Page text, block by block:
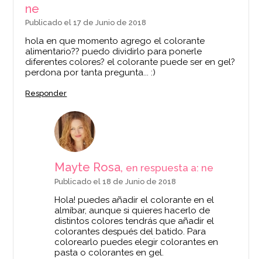
ne
Publicado el 17 de Junio de 2018
hola en que momento agrego el colorante
alimentario?? puedo dividirlo para ponerle
diferentes colores? el colorante puede ser en gel?
perdona por tanta pregunta... :)
Responder
Mayte Rosa, en respuesta a: ne
Publicado el 18 de Junio de 2018
Hola! puedes añadir el colorante en el
almíbar, aunque si quieres hacerlo de
distintos colores tendrás que añadir el
colorantes después del batido. Para
colorearlo puedes elegir colorantes en
pasta o colorantes en gel.